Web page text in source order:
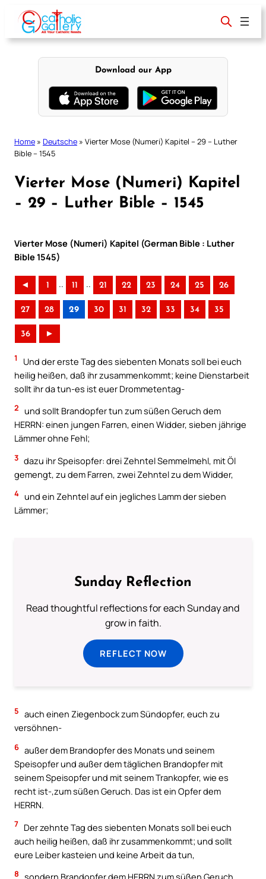
content
Download our App
Home » Deutsche » Vierter Mose (Numeri) Kapitel – 29 – Luther
Bible – 1545
Vierter Mose (Numeri) Kapitel
– 29 – Luther Bible – 1545
Vierter Mose (Numeri) Kapitel (German Bible : Luther
Bible 1545)
◄ 1 .. 11 .. 21 22 23 24 25 26
27 28 29 30 31 32 33 34 35
36 ►
1
Und der erste Tag des siebenten Monats soll bei euch
heilig heißen, daß ihr zusammenkommt; keine Dienstarbeit
sollt ihr da tun-es ist euer Drommetentag-
2 und sollt Brandopfer tun zum süßen Geruch dem
HERRN: einen jungen Farren, einen Widder, sieben jährige
Lämmer ohne Fehl;
3 dazu ihr Speisopfer: drei Zehntel Semmelmehl, mit Öl
gemengt, zu dem Farren, zwei Zehntel zu dem Widder,
4 und ein Zehntel auf ein jegliches Lamm der sieben
Lämmer;
Sunday Reflection
Read thoughtful reflections for each Sunday and
grow in faith.
REFLECT NOW
5 auch einen Ziegenbock zum Sündopfer, euch zu
versöhnen-
6 außer dem Brandopfer des Monats und seinem
Speisopfer und außer dem täglichen Brandopfer mit
seinem Speisopfer und mit seinem Trankopfer, wie es
recht ist-,zum süßen Geruch. Das ist ein Opfer dem
HERRN.
7 Der zehnte Tag des siebenten Monats soll bei euch
auch heilig heißen, daß ihr zusammenkommt; und sollt
eure Leiber kasteien und keine Arbeit da tun,
8